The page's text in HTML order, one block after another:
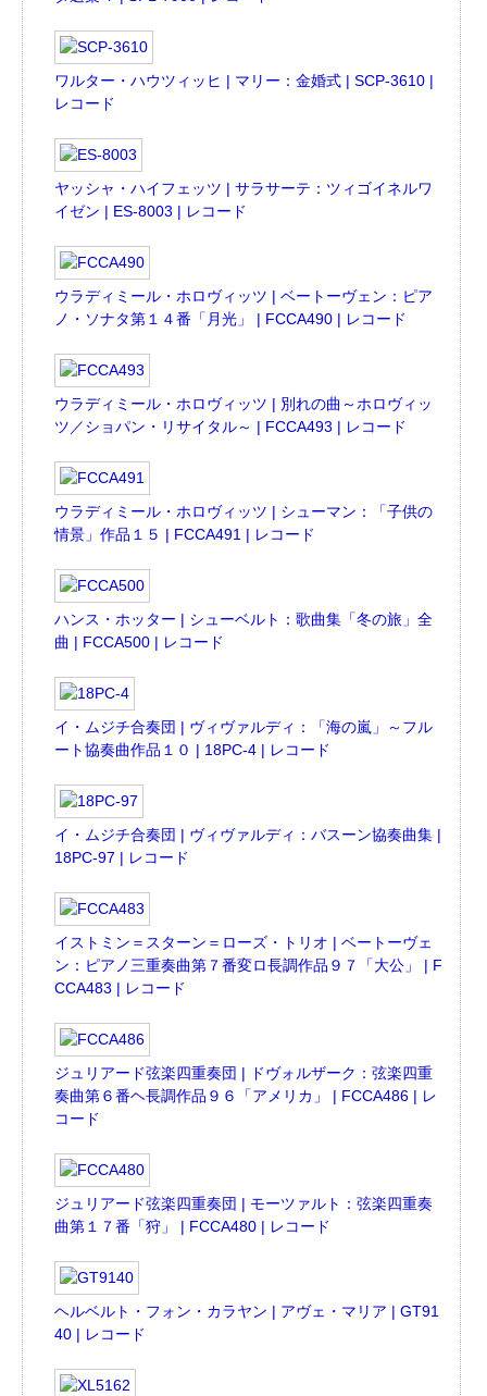
ワルター・ハウツィッヒ | マリー：金婚式 | SCP-3610 |
レコード
ヤッシャ・ハイフェッツ | サラサーテ：ツィゴイネルワ
イゼン | ES-8003 | レコード
ウラディミール・ホロヴィッツ | ベートーヴェン：ピア
ノ・ソナタ第１４番「月光」 | FCCA490 | レコード
ウラディミール・ホロヴィッツ | 別れの曲～ホロヴィッ
ツ／ショパン・リサイタル～ | FCCA493 | レコード
ウラディミール・ホロヴィッツ | シューマン：「子供の
情景」作品１５ | FCCA491 | レコード
ハンス・ホッター | シューベルト：歌曲集「冬の旅」全
曲 | FCCA500 | レコード
イ・ムジチ合奏団 | ヴィヴァルディ：「海の嵐」～フル
ート協奏曲作品１０ | 18PC-4 | レコード
イ・ムジチ合奏団 | ヴィヴァルディ：バスーン協奏曲集 |
18PC-97 | レコード
イストミン＝スターン＝ローズ・トリオ | ベートーヴェ
ン：ピアノ三重奏曲第７番変ロ長調作品９７「大公」 | F
CCA483 | レコード
ジュリアード弦楽四重奏団 | ドヴォルザーク：弦楽四重
奏曲第６番ヘ長調作品９６「アメリカ」 | FCCA486 | レ
コード
ジュリアード弦楽四重奏団 | モーツァルト：弦楽四重奏
曲第１７番「狩」 | FCCA480 | レコード
ヘルベルト・フォン・カラヤン | アヴェ・マリア | GT91
40 | レコード